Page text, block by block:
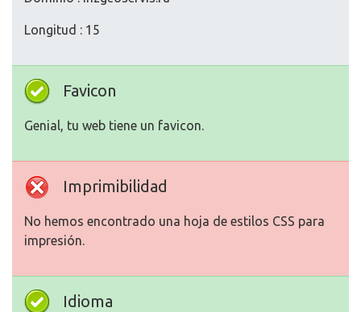
Longitud : 15
Favicon
Genial, tu web tiene un favicon.
Imprimibilidad
No hemos encontrado una hoja de estilos CSS para
impresión.
Idioma